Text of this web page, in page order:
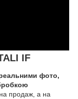
IF
фото,
продаж, а на